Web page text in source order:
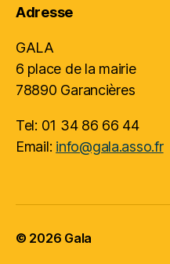
Adresse
GALA
6 place de la mairie
78890 Garancières
Tel: 01 34 86 66 44
Email: info@gala.asso.fr
© 2026 Gala